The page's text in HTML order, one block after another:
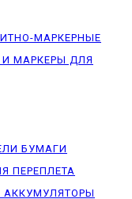
МАРКЕРНЫЕ
И МАРКЕРЫ ДЛЯ
БУМАГИ
ПЕРЕПЛЕТА
АККУМУЛЯТОРЫ